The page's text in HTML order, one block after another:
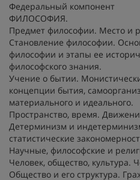
Федеральный компонент
ФИЛОСОФИЯ.
Предмет философии. Место и
Становление философии.
философии и этапы ее
философского знания.
Учение о бытии.
концепции бытия,
материального и идеального.
Пространство, время.
Детерминизм и
статистические
Научные, философские и
Человек, общество, культура.
Общество и его структура.